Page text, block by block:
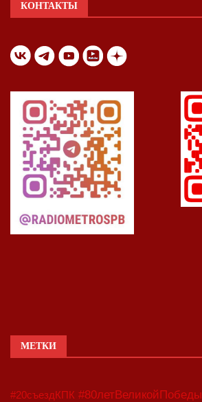
КОНТАКТЫ
МЕТКИ
#20съездКПК #80летВеликойПобеды